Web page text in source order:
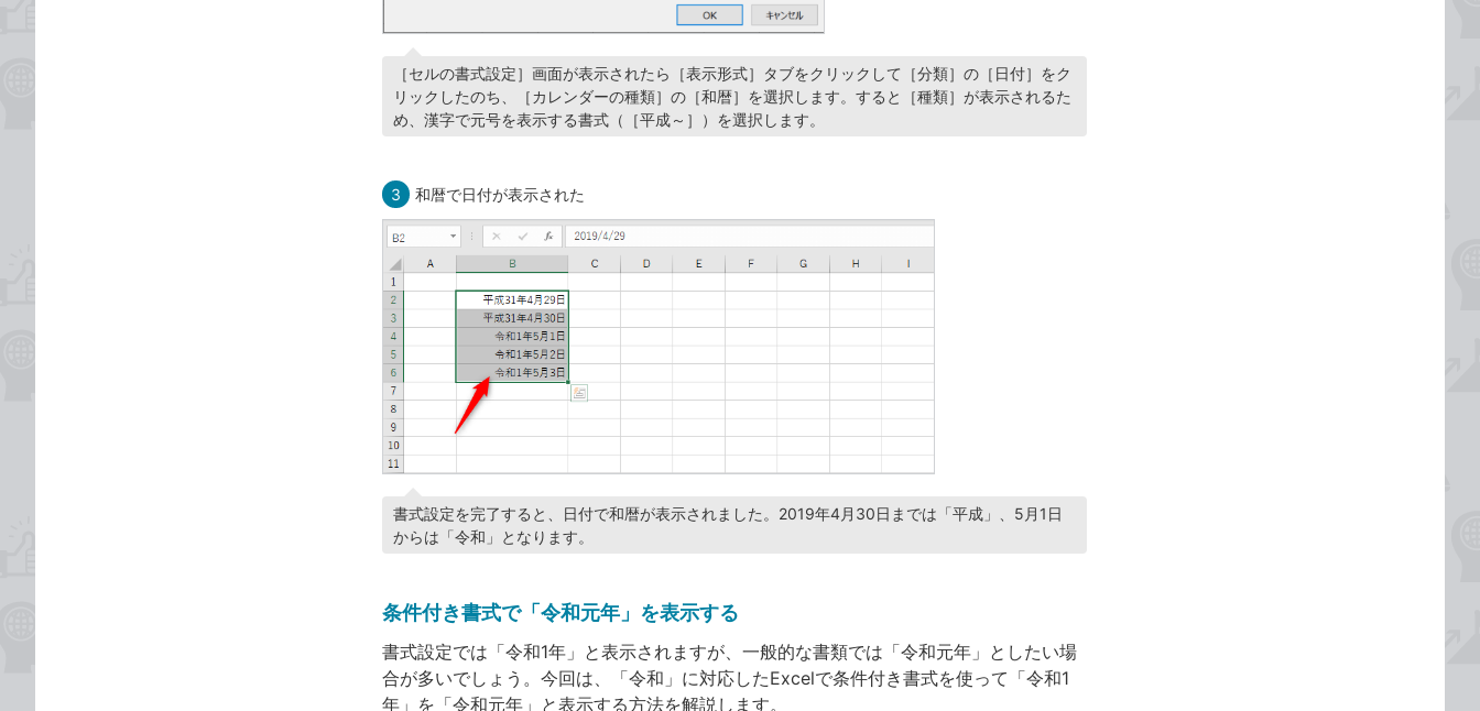
［セルの書式設定］画面が表示されたら［表示形式］タブをクリックして［分類］の［日付］をク
リックしたのち、［カレンダーの種類］の［和暦］を選択します。すると［種類］が表示されるた
め、漢字で元号を表示する書式（［平成～］）を選択します。
3 和暦で日付が表示された
書式設定を完了すると、日付で和暦が表示されました。2019年4月30日までは「平成」、5月1日
からは「令和」となります。
条件付き書式で「令和元年」を表示する
書式設定では「令和1年」と表示されますが、一般的な書類では「令和元年」としたい場
合が多いでしょう。今回は、「令和」に対応したExcelで条件付き書式を使って「令和1
年」を「令和元年」と表示する方法を解説します。